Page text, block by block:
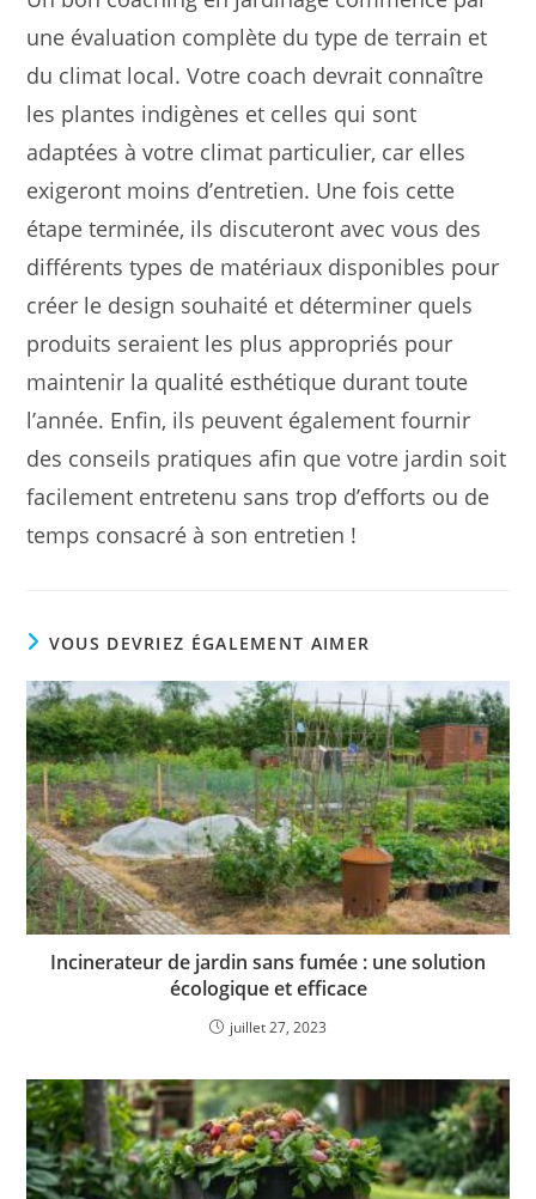
une évaluation complète du type de terrain et
du climat local. Votre coach devrait connaître
les plantes indigènes et celles qui sont
adaptées à votre climat particulier, car elles
exigeront moins d’entretien. Une fois cette
étape terminée, ils discuteront avec vous des
différents types de matériaux disponibles pour
créer le design souhaité et déterminer quels
produits seraient les plus appropriés pour
maintenir la qualité esthétique durant toute
l’année. Enfin, ils peuvent également fournir
des conseils pratiques afin que votre jardin soit
facilement entretenu sans trop d’efforts ou de
temps consacré à son entretien !
VOUS DEVRIEZ ÉGALEMENT AIMER
Incinerateur de jardin sans fumée : une solution
écologique et efficace
juillet 27, 2023